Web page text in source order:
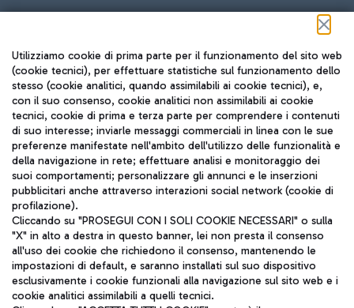
Seguici sui social
TRAVEL JOURNAL
ITA
Aeroporti di Roma S.p.A. - Società soggetta a direzione e
Utilizziamo cookie di prima parte per il funzionamento del sito web
(cookie tecnici), per effettuare statistiche sul funzionamento dello
stesso (cookie analitici, quando assimilabili ai cookie tecnici), e,
con il suo consenso, cookie analitici non assimilabili ai cookie
tecnici, cookie di prima e terza parte per comprendere i contenuti
di suo interesse; inviarle messaggi commerciali in linea con le sue
preferenze manifestate nell'ambito dell'utilizzo delle funzionalità e
della navigazione in rete; effettuare analisi e monitoraggio dei
suoi comportamenti; personalizzare gli annunci e le inserzioni
pubblicitari anche attraverso interazioni social network (cookie di
profilazione).
Cliccando su "PROSEGUI CON I SOLI COOKIE NECESSARI" o sulla
"X" in alto a destra in questo banner, lei non presta il consenso
all'uso dei cookie che richiedono il consenso, mantenendo le
impostazioni di default, e saranno installati sul suo dispositivo
esclusivamente i cookie funzionali alla navigazione sul sito web e i
cookie analitici assimilabili a quelli tecnici.